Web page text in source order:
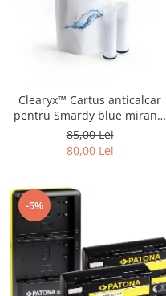
Clearyx™ Cartus anticalcar
pentru Smardy blue miran™
xiva ™ noura™ zagora ™
85,00 Lei
80,00 Lei
-5%